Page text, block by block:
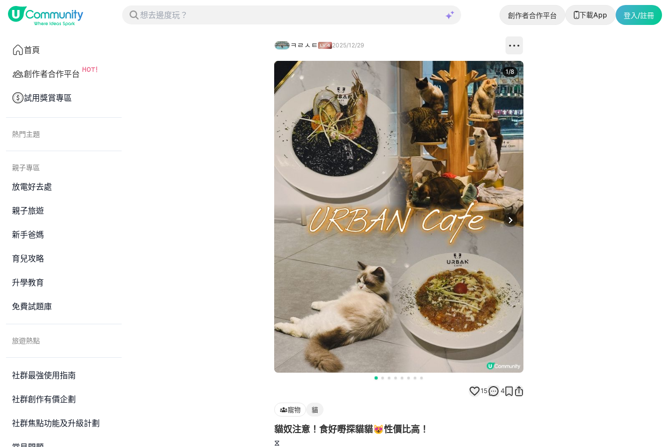
創作者合作平台 下載App 登入/註冊
首頁
創作者合作平台
試用獎賞專區
熱門主題
親子專區
放電好去處
親子旅遊
新手爸媽
育兒攻略
升學教育
免費試題庫
旅遊熱點
社群最強使用指南
社群創作有價企劃
社群焦點功能及升級計劃
ㅋㄹㅅㅌ 2025/12/29
Next slide
1/8
15 4
寵物 貓
貓奴注意！食好嘢探貓貓😻性價比高！
⧖